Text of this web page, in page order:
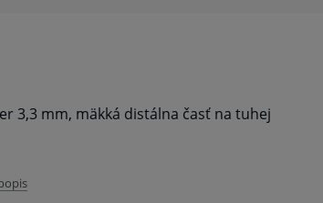
3,3 mm, mäkká distálna časť na tuhej